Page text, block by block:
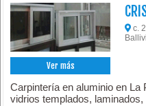
Ver más
c.
Carpintería en aluminio en La
vidrios templados,